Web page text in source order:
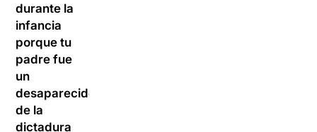
durante la
infancia
porque tu
padre fue
un
desaparecido
de la
dictadura